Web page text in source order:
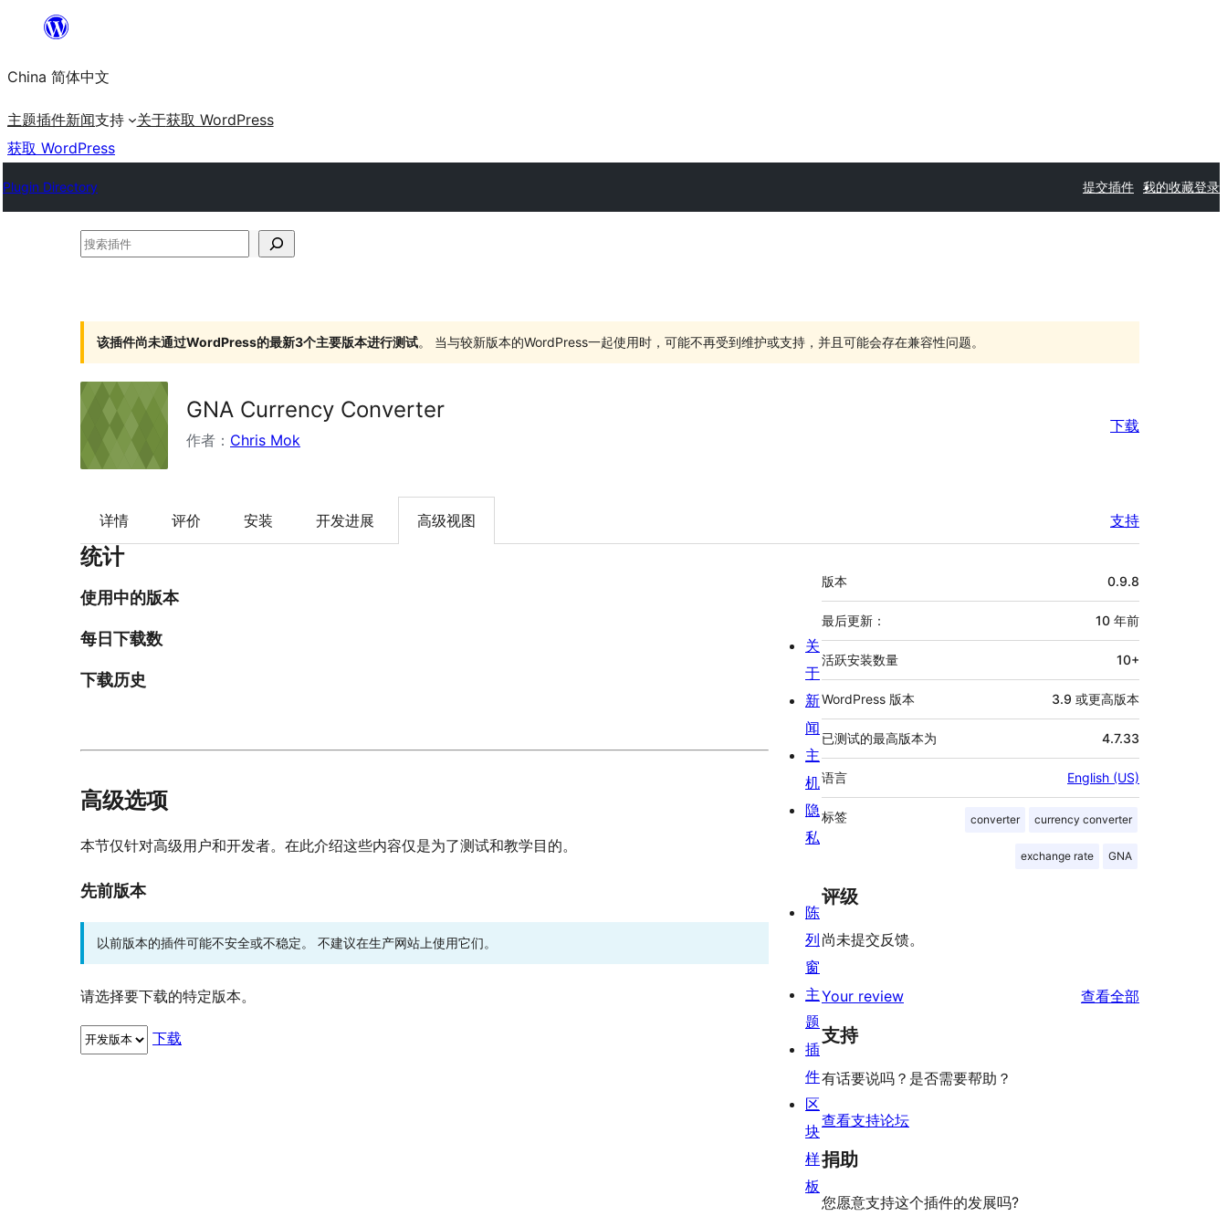
内
容
China 简体中文
主题插件新闻支持 关于获取 WordPress
获取 WordPress
Plugin Directory 提交插件 我的收藏登录
搜
件
该插件尚未通过WordPress的最新3个主要版本进行测试。 当与较新版本的WordPress一起使用时，可能不再受到维护或支持，并且可能会存在兼容性问题。
GNA Currency Converter
作者： Chris Mok
下载
详情 评价 安装 开发进展 高级视图 支持
统计
使用中的版本
每日下载数
下载历史
高级选项
本节仅针对高级用户和开发者。在此介绍这些内容仅是为了测试和教学目的。
先前版本
以前版本的插件可能不安全或不稳定。 不建议在生产网站上使用它们。
请选择要下载的特定版本。
下载
额
外
信
息
版本 0.9.8
最后更新： 10 年前
活跃安装数量 10+
WordPress 版本 3.9 或更高版本
已测试的最高版本为 4.7.33
语言 English (US)
标签 converter currency converter
exchange rate GNA
评级
尚未提交反馈。
Your review 查看全部
支持
有话要说吗？是否需要帮助？
查看支持论坛
捐助
您愿意支持这个插件的发展吗?
关
于
新
闻
主
机
隐
私
陈
列
窗
主
题
插
件
区
块
样
板